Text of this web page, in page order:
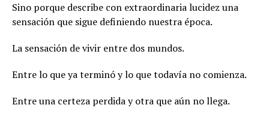
Sino porque describe con extraordinaria lucidez una
sensación que sigue definiendo nuestra época.
La sensación de vivir entre dos mundos.
Entre lo que ya terminó y lo que todavía no comienza.
Entre una certeza perdida y otra que aún no llega.